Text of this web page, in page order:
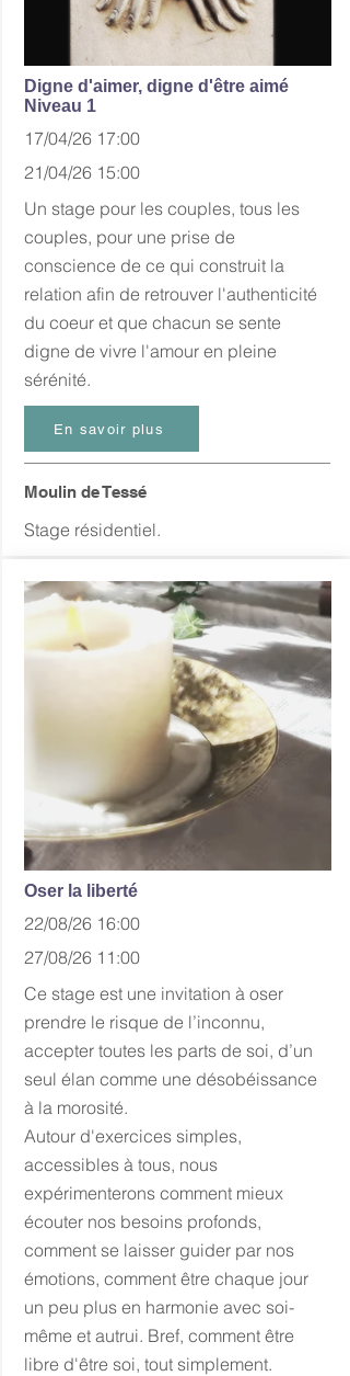
Digne d'aimer, digne d'être aimé
Niveau 1
17/04/26 17:00
21/04/26 15:00
Un stage pour les couples, tous les
couples, pour une prise de
conscience de ce qui construit la
relation afin de retrouver l'authenticité
du coeur et que chacun se sente
digne de vivre l'amour en pleine
sérénité.
En savoir plus
Moulin de Tessé
Stage résidentiel.
Oser la liberté
22/08/26 16:00
27/08/26 11:00
Ce stage est une invitation à oser
prendre le risque de l’inconnu,
accepter toutes les parts de soi, d’un
seul élan comme une désobéissance
à la morosité.
Autour d'exercices simples,
accessibles à tous, nous
expérimenterons comment mieux
écouter nos besoins profonds,
comment se laisser guider par nos
émotions, comment être chaque jour
un peu plus en harmonie avec soi-
même et autrui. Bref, comment être
libre d'être soi, tout simplement.